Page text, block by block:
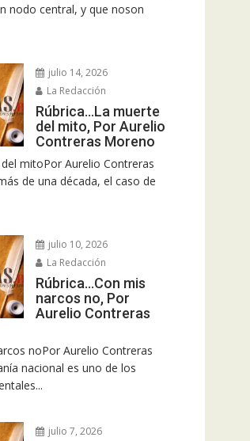
nodo central, y que noson
julio 14, 2026
La Redacción
Rúbrica…La muerte
del mito, Por Aurelio
Contreras Moreno
mitoPor Aurelio Contreras
de una década, el caso de
julio 10, 2026
La Redacción
Rúbrica…Con mis
narcos no, Por
Aurelio Contreras
noPor Aurelio Contreras
nacional es uno de los
julio 7, 2026